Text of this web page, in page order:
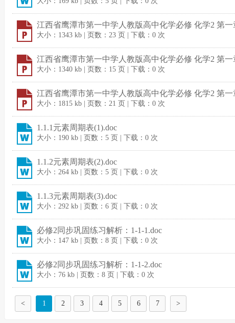
江西省鹰潭市第一中学人教版高中化学必修 化学2 第
大小：1343 kb | 页数：23 页 | 下载：0 次
江西省鹰潭市第一中学人教版高中化学必修 化学2 第
大小：1340 kb | 页数：15 页 | 下载：0 次
江西省鹰潭市第一中学人教版高中化学必修 化学2 第
大小：1815 kb | 页数：21 页 | 下载：0 次
1.1.1元素周期表(1).doc
大小：190 kb | 页数：5 页 | 下载：0 次
1.1.2元素周期表(2).doc
大小：264 kb | 页数：5 页 | 下载：0 次
1.1.3元素周期表(3).doc
大小：292 kb | 页数：6 页 | 下载：0 次
必修2同步巩固练习解析：1-1-1.doc
大小：147 kb | 页数：8 页 | 下载：0 次
必修2同步巩固练习解析：1-1-2.doc
大小：76 kb | 页数：8 页 | 下载：0 次
< 1 2 3 4 5 6 7 >